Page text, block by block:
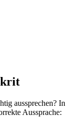
aussprechen? In
Aussprache: